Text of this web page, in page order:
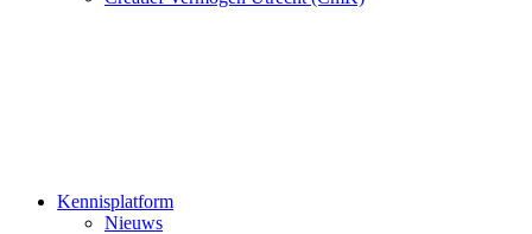
Kennisplatform
Nieuws